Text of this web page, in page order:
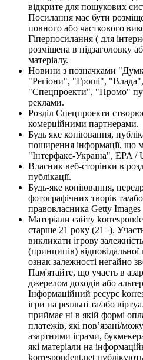
відкрите для пошукових
Посилання має бути
повного або часткового
Гіперпосилання ( для
розміщена в підзаголовку
матеріалу.
Новини з позначками
"Регіони", "Гроші",
"Спецпроекти", "Промо"
реклами.
Розділ Спецпроекти
комерційними партнерами.
Будь яке копіювання,
поширення інформації, що
"Інтерфакс-Україна", EPA /
Власник веб-сторінки в
публікації.
Будь-яке копіювання,
фотографічних творів та/
правовласника Getty Images
Матеріали сайту
старше 21 року (21+).
викликати ігрову
(принципів)
ознак залежності негайно
Пам'ятайте, що участь в
джерелом доходів або
Інформаційний ресурс
ігри на реальні та/або
приймає ні в якій формі
платежів, які пов’язані/
азартними іграми,
які матеріали на
korrespondent.net